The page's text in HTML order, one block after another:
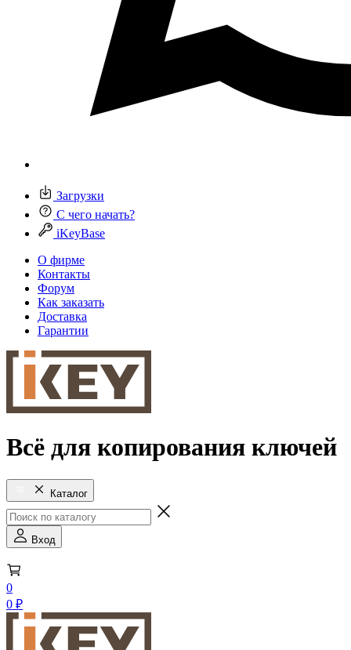
Загрузки
С чего начать?
iKeyBase
О фирме
Контакты
Форум
Как заказать
Доставка
Гарантии
Всё для копирования ключей
Каталог
Вход
0
0 ₽